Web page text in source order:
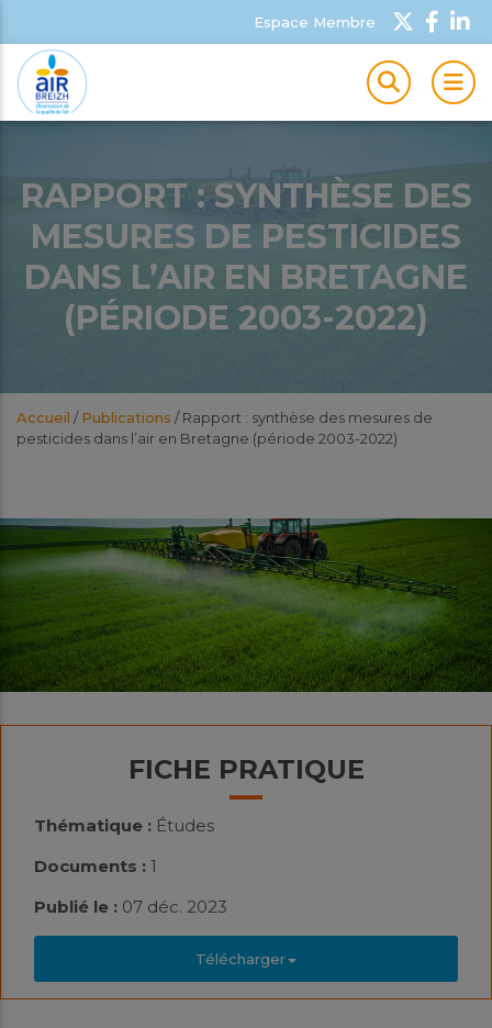
Espace Membre
RAPPORT : SYNTHÈSE DES
MESURES DE PESTICIDES
DANS L’AIR EN BRETAGNE
(PÉRIODE 2003-2022)
Accueil /Publications /Rapport : synthèse des mesures de
pesticides dans l’air en Bretagne (période 2003-2022)
FICHE PRATIQUE
Thématique : Études
Documents : 1
Publié le : 07 déc. 2023
Télécharger